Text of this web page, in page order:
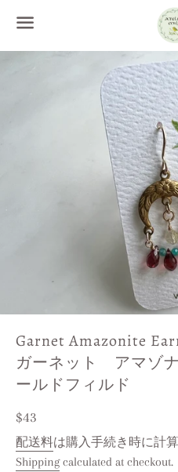
Garnet Amazonite
ガーネット アマゾ
ールドフィルド
レ
ギ
ュ
$43
配送料は購入手続き時に計
Shippingcalculated at checkout.